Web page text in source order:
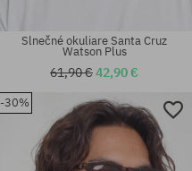
Slnečné okuliare Santa Cruz
Watson Plus
61,90 €42,90 €
-30%